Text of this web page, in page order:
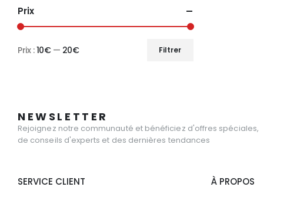
Prix
Filtrer
Prix :10€— 20€
NEWSLETTER
Rejoignez notre communauté et bénéficiez d'offres spéciales,
de conseils d'experts et des dernières tendances
SERVICE CLIENT À PROPOS